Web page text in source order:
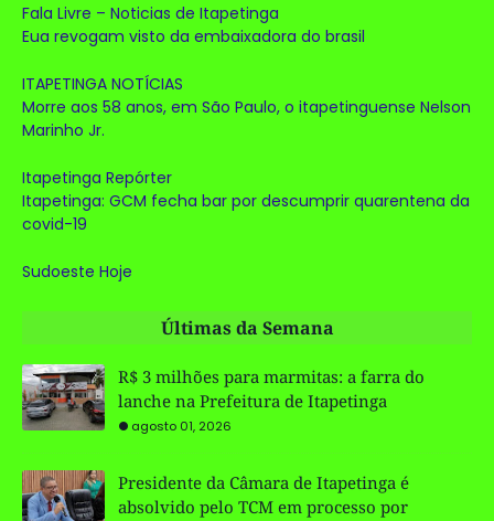
Fala Livre – Noticias de Itapetinga
Eua revogam visto da embaixadora do brasil
ITAPETINGA NOTÍCIAS
Morre aos 58 anos, em São Paulo, o itapetinguense Nelson
Marinho Jr.
Itapetinga Repórter
Itapetinga: GCM fecha bar por descumprir quarentena da
covid-19
Sudoeste Hoje
Últimas da Semana
R$ 3 milhões para marmitas: a farra do
lanche na Prefeitura de Itapetinga
agosto 01, 2026
Presidente da Câmara de Itapetinga é
absolvido pelo TCM em processo por